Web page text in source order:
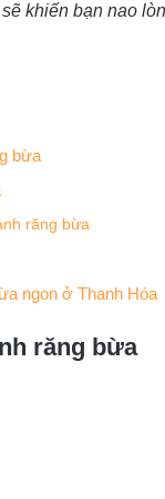
khiến bạn nao
bừa
răng bừa
ngon ở Thanh Hóa
răng bừa